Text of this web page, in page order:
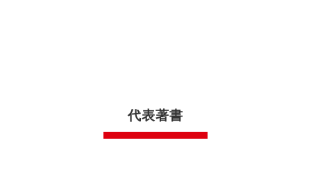
代表著書